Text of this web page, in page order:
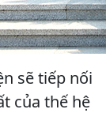
sẽ tiếp nối
của thế hệ